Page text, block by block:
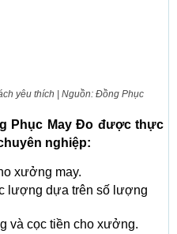
yêu thích | Nguồn: Đồng Phục
Phục May Đo được thực
nghiệp:
xưởng may.
lượng dựa trên số lượng
và cọc tiền cho xưởng.